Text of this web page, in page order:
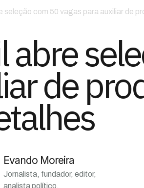
seleção com 50 vagas para auxiliar de
abre
de
Evando Moreira
Jornalista, fundador, editor,
analista político.